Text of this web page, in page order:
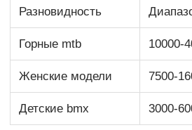
Разновидность
Горные mtb 10000-
Женские модели 7500-
Детские bmx 3000-